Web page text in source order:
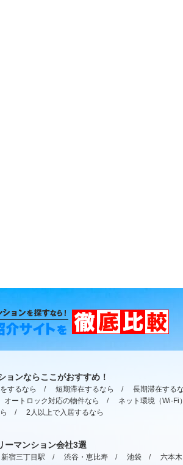
ョンならここがおすすめ！
するなら / 短期滞在するなら /
長期滞在する
オートロック対応の物件なら /
ネット環境（Wi-Fi
/ 2人以上で入居するなら
ーマンション会社3選
新宿三丁目駅 / 渋谷・恵比寿 / 池袋 /
六本